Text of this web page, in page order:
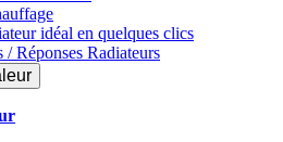
idéal en quelques clics
/ Réponses Radiateurs